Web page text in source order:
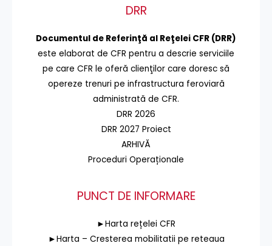
DRR
Documentul de Referinţă al Reţelei CFR (DRR)
este elaborat de CFR pentru a descrie serviciile
pe care CFR le oferă clienţilor care doresc să
opereze trenuri pe infrastructura feroviară
administrată de CFR.
DRR 2026
DRR 2027 Proiect
ARHIVĂ
Proceduri Operaționale
PUNCT DE INFORMARE
►Harta rețelei CFR
►Harta – Cresterea mobilitatii pe reteaua